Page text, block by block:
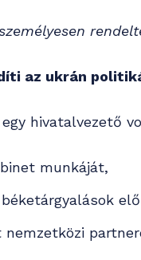
az ukrán
hivatalvezető
munkáját,